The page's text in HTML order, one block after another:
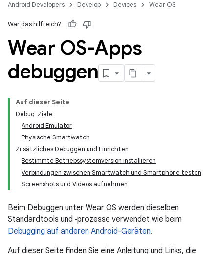
Android Developers Develop Devices Wear OS
War das hilfreich?
Wear OS-Apps
debuggen
Auf dieser Seite
Debug-Ziele
Android Emulator
Physische Smartwatch
Zusätzliches Debuggen und Einrichten
Bestimmte Betriebssystemversion installieren
Verbindungen zwischen Smartwatch und Smartphone testen
Screenshots und Videos aufnehmen
Beim Debuggen unter Wear OS werden dieselben
Standardtools und ‑prozesse verwendet wie beim
Debugging auf anderen Android-Geräten.
Auf dieser Seite finden Sie eine Anleitung und Links, die